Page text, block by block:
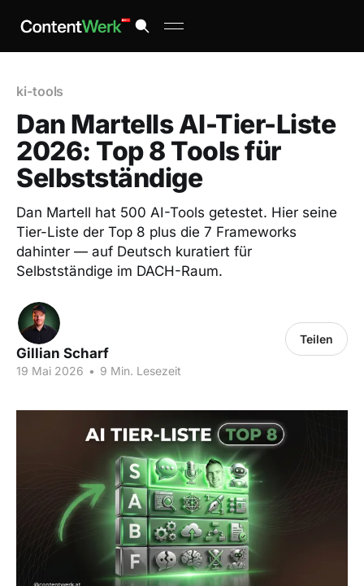
ki-tools
Dan Martells AI-Tier-Liste
2026: Top 8 Tools für
Selbstständige
Dan Martell hat 500 AI-Tools getestet. Hier seine
Tier-Liste der Top 8 plus die 7 Frameworks
dahinter — auf Deutsch kuratiert für
Selbstständige im DACH-Raum.
Gillian Scharf
19 Mai 2026 • 9 Min. Lesezeit
Teilen